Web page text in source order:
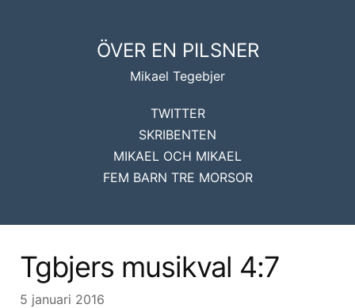
ÖVER EN PILSNER
Mikael Tegebjer
TWITTER
SKRIBENTEN
MIKAEL OCH MIKAEL
FEM BARN TRE MORSOR
Tgbjers musikval 4:7
5 januari 2016